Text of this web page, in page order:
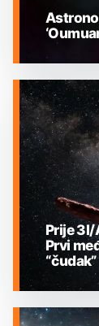
Prije 3I/
Prvi
“čudak”